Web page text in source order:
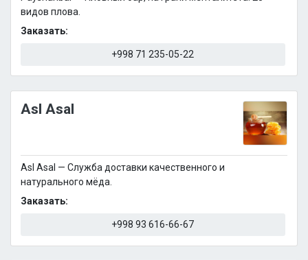
видов плова.
Заказать:
+998 71 235-05-22
Asl Asal
Asl Asal — Служба доставки качественного и
натурального мёда.
Заказать:
+998 93 616-66-67